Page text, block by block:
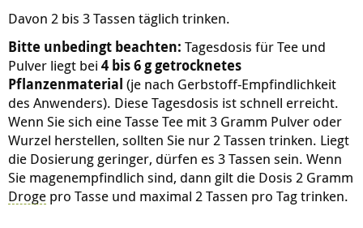
Davon 2 bis 3 Tassen täglich trinken.
Bitte unbedingt beachten: Tagesdosis für Tee und
Pulver liegt bei 4 bis 6 g getrocknetes
Pflanzenmaterial (je nach Gerbstoff-Empfindlichkeit
des Anwenders). Diese Tagesdosis ist schnell erreicht.
Wenn Sie sich eine Tasse Tee mit 3 Gramm Pulver oder
Wurzel herstellen, sollten Sie nur 2 Tassen trinken. Liegt
die Dosierung geringer, dürfen es 3 Tassen sein. Wenn
Sie magenempfindlich sind, dann gilt die Dosis 2 Gramm
Droge pro Tasse und maximal 2 Tassen pro Tag trinken.